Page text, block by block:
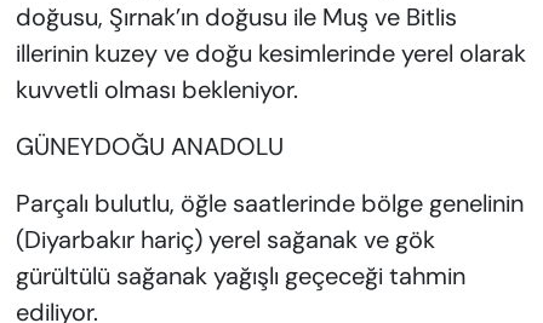
doğusu, Şırnak’ın doğusu ile Muş ve Bitlis
illerinin kuzey ve doğu kesimlerinde yerel olarak
kuvvetli olması bekleniyor.
GÜNEYDOĞU ANADOLU
Parçalı bulutlu, öğle saatlerinde bölge genelinin
(Diyarbakır hariç) yerel sağanak ve gök
gürültülü sağanak yağışlı geçeceği tahmin
ediliyor.